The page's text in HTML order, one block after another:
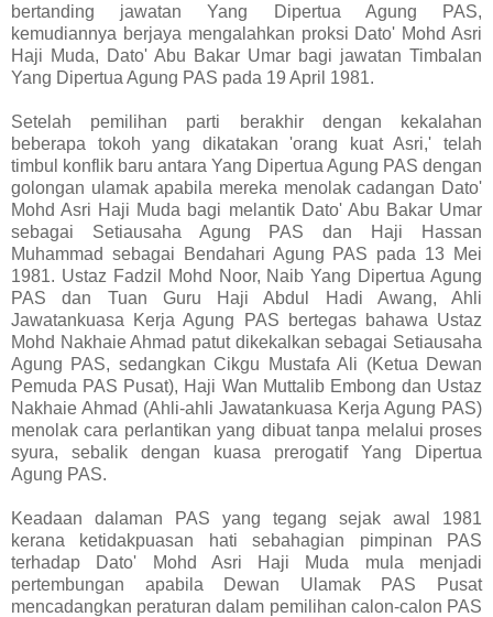
bertanding jawatan Yang Dipertua Agung PAS,
kemudiannya berjaya mengalahkan proksi Dato' Mohd Asri
Haji Muda, Dato' Abu Bakar Umar bagi jawatan Timbalan
Yang Dipertua Agung PAS pada 19 April 1981.
Setelah pemilihan parti berakhir dengan kekalahan
beberapa tokoh yang dikatakan 'orang kuat Asri,' telah
timbul konflik baru antara Yang Dipertua Agung PAS dengan
golongan ulamak apabila mereka menolak cadangan Dato'
Mohd Asri Haji Muda bagi melantik Dato' Abu Bakar Umar
sebagai Setiausaha Agung PAS dan Haji Hassan
Muhammad sebagai Bendahari Agung PAS pada 13 Mei
1981. Ustaz Fadzil Mohd Noor, Naib Yang Dipertua Agung
PAS dan Tuan Guru Haji Abdul Hadi Awang, Ahli
Jawatankuasa Kerja Agung PAS bertegas bahawa Ustaz
Mohd Nakhaie Ahmad patut dikekalkan sebagai Setiausaha
Agung PAS, sedangkan Cikgu Mustafa Ali (Ketua Dewan
Pemuda PAS Pusat), Haji Wan Muttalib Embong dan Ustaz
Nakhaie Ahmad (Ahli-ahli Jawatankuasa Kerja Agung PAS)
menolak cara perlantikan yang dibuat tanpa melalui proses
syura, sebalik dengan kuasa prerogatif Yang Dipertua
Agung PAS.
Keadaan dalaman PAS yang tegang sejak awal 1981
kerana ketidakpuasan hati sebahagian pimpinan PAS
terhadap Dato' Mohd Asri Haji Muda mula menjadi
pertembungan apabila Dewan Ulamak PAS Pusat
mencadangkan peraturan dalam pemilihan calon-calon PAS